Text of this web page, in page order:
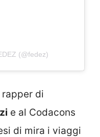
(@fedez)
rapper di
e al Codacons
di mira i viaggi